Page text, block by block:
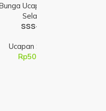
SSS-001
Ucapan Selamat
Rp500.000